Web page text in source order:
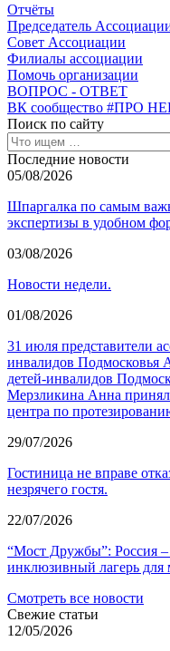
Отчёты
Председатель
Совет Ассоциации
Филиалы ассоциации
Помочь организации
ВОПРОС - ОТВЕТ
ВК сообщество #ПРО
Поиск по сайту
Последние новости
05/08/2026
Шпаргалка по самым
экспертизы в удобном
03/08/2026
Новости недели.
01/08/2026
31 июля представители
инвалидов
детей-инвалидов
Мерзликина Анна
центра по
29/07/2026
Гостиница не вправе
незрячего гостя.
22/07/2026
“Мост Дружбы”: Россия –
инклюзивный лагерь
Смотреть все новости
Свежие статьи
12/05/2026